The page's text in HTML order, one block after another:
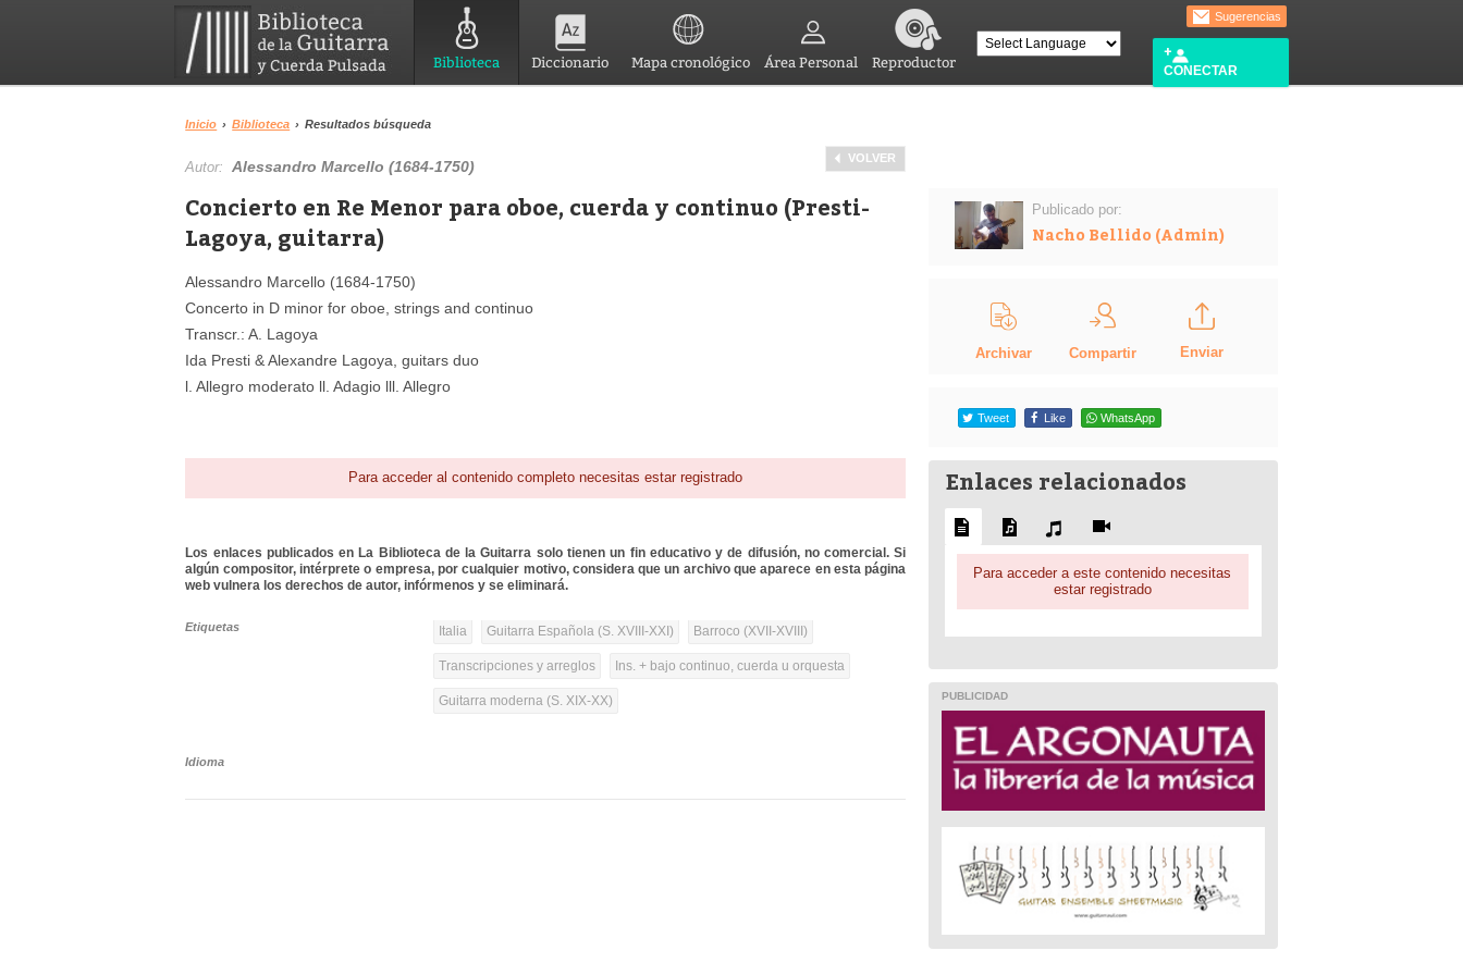
Biblioteca Diccionario Mapa cronológico Área Personal Reproductor
Sugerencias
CONECTAR
Inicio › Biblioteca › Resultados búsqueda
VOLVER
Autor:Alessandro Marcello (1684-1750)
Concierto en Re Menor para oboe, cuerda y continuo (Presti-
Lagoya, guitarra)
Alessandro Marcello (1684-1750)
Concerto in D minor for oboe, strings and continuo
Transcr.: A. Lagoya
Ida Presti & Alexandre Lagoya, guitars duo
l. Allegro moderato ll. Adagio lll. Allegro
Para acceder al contenido completo necesitas estar registrado
Los enlaces publicados en La Biblioteca de la Guitarra solo tienen un fin educativo y de difusión, no comercial. Si
algún compositor, intérprete o empresa, por cualquier motivo, considera que un archivo que aparece en esta página
web vulnera los derechos de autor, infórmenos y se eliminará.
Etiquetas Italia Guitarra Española (S. XVIII-XXI) Barroco (XVII-XVIII)
Transcripciones y arreglos Ins. + bajo continuo, cuerda u orquesta
Guitarra moderna (S. XIX-XX)
Idioma
Publicado por:
Nacho Bellido (Admin)
Archivar Compartir Enviar
Tweet Like WhatsApp
Enlaces relacionados
Para acceder a este contenido necesitas
estar registrado
PUBLICIDAD